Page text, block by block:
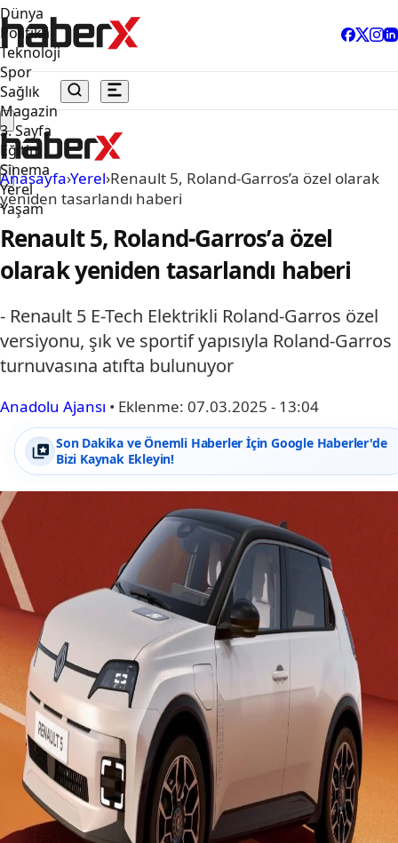
Dünya
Politika
Teknoloji
Spor
Sağlık
Magazin
3. Sayfa
Eğitim
Sinema
Yerel
Yaşam
Anasayfa›Yerel›Renault 5, Roland-Garros’a özel olarak
yeniden tasarlandı haberi
Renault 5, Roland-Garros’a özel
olarak yeniden tasarlandı haberi
- Renault 5 E-Tech Elektrikli Roland-Garros özel
versiyonu, şık ve sportif yapısıyla Roland-Garros
turnuvasına atıfta bulunuyor
Anadolu Ajansı • Eklenme: 07.03.2025 - 13:04
Son Dakika ve Önemli Haberler İçin Google Haberler'de
Bizi Kaynak Ekleyin!